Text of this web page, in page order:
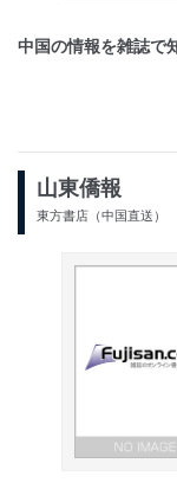
中国の情報を雑誌で
山東僑報
東方書店（中国直送）